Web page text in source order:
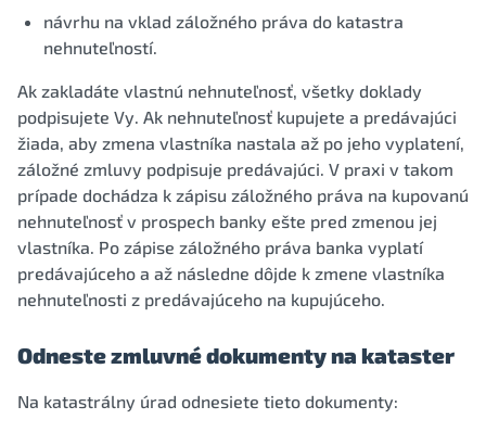
návrhu na vklad záložného práva do katastra
nehnuteľností.
Ak zakladáte vlastnú nehnuteľnosť, všetky doklady
podpisujete Vy. Ak nehnuteľnosť kupujete a predávajúci
žiada, aby zmena vlastníka nastala až po jeho vyplatení,
záložné zmluvy podpisuje predávajúci. V praxi v takom
prípade dochádza k zápisu záložného práva na kupovanú
nehnuteľnosť v prospech banky ešte pred zmenou jej
vlastníka. Po zápise záložného práva banka vyplatí
predávajúceho a až následne dôjde k zmene vlastníka
nehnuteľnosti z predávajúceho na kupujúceho.
Odneste zmluvné dokumenty na kataster
Na katastrálny úrad odnesiete tieto dokumenty: